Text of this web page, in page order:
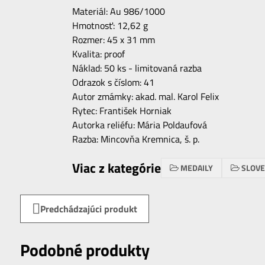
Materiál: Au 986/1000
Hmotnosť: 12,62 g
Rozmer: 45 x 31 mm
Kvalita: proof
Náklad: 50 ks - limitovaná razba
Odrazok s číslom: 41
Autor zmámky: akad. mal. Karol Felix
Rytec: František Horniak
Autorka reliéfu: Mária Poldaufová
Razba: Mincovňa Kremnica, š. p.
Viac z kategórie MEDAILY
Predchádzajúci produkt
Podobné produkty